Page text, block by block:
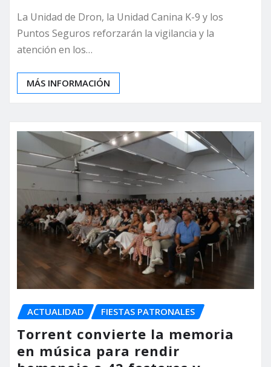
La Unidad de Dron, la Unidad Canina K-9 y los
Puntos Seguros reforzarán la vigilancia y la
atención en los…
MÁS INFORMACIÓN
ACTUALIDAD FIESTAS PATRONALES
Torrent convierte la memoria
en música para rendir